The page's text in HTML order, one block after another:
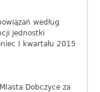
według
jednostki
I kwartału 2015
Dobczyce za